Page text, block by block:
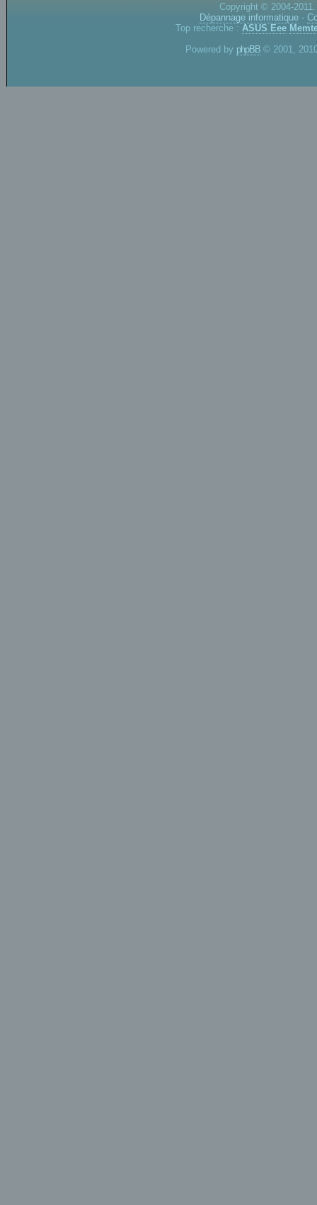
Copyright © 2004-
Dépannage informatique -
Top recherche : ASUS Eee
Powered by phpBB © 2001,